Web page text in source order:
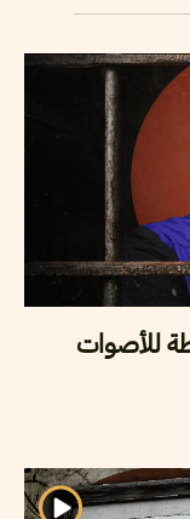
للأصوات